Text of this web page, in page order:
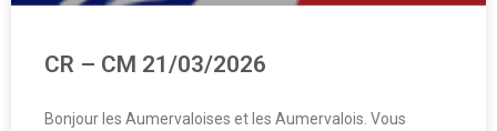
CR – CM 21/03/2026
Bonjour les Aumervaloises et les Aumervalois. Vous